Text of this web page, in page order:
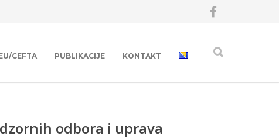
CEFTA PUBLIKACIJE KONTAKT
odbora i uprava